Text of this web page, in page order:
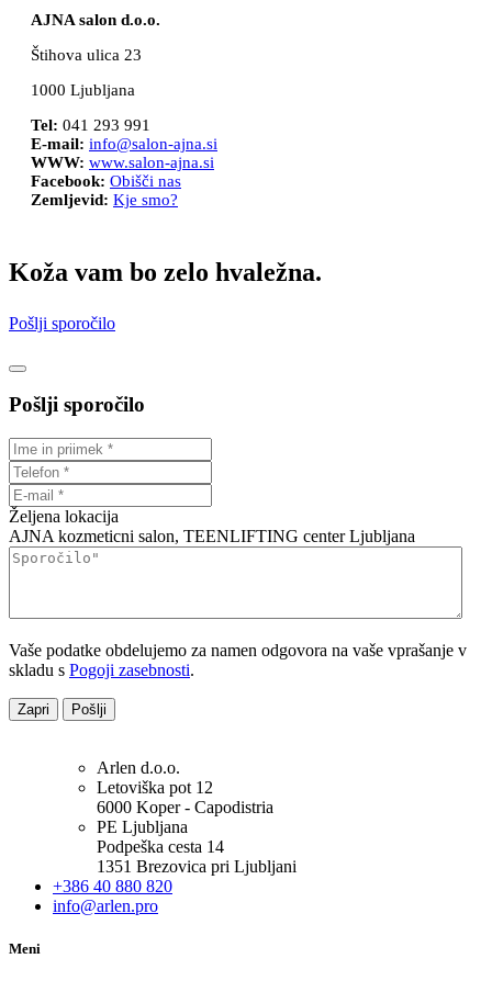
AJNA salon d.o.o.
Štihova ulica 23
1000 Ljubljana
Tel: 041 293 991
E-mail: info@salon-ajna.si
WWW: www.salon-ajna.si
Facebook: Obišči nas
Zemljevid: Kje smo?
Koža vam bo zelo hvaležna.
Pošlji sporočilo
Pošlji sporočilo
Željena lokacija
AJNA kozmeticni salon, TEENLIFTING center Ljubljana
Vaše podatke obdelujemo za namen odgovora na vaše vprašanje v
skladu s Pogoji zasebnosti.
Zapri Pošlji
Arlen d.o.o.
Letoviška pot 12
6000 Koper - Capodistria
PE Ljubljana
Podpeška cesta 14
1351 Brezovica pri Ljubljani
+386 40 880 820
info@arlen.pro
Meni